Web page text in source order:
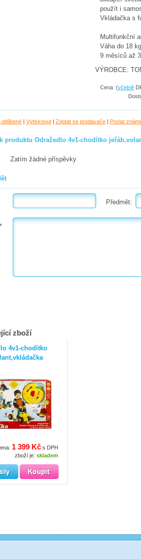
použít i
Vkládačka s
Multifunkční
Váha do 18 kg
9 měsíců až
VÝROBCE:
Cena: (včetně
oblíbené| Vytisknout| Zeptat se prodavače| Poslat
produktu Odražedlo 4v1-chodítko
Zatím žádné příspěvky
Předmět:
*
zboží
4v1-chodítko
1 399 Kčs DPH
zboží je: skladem